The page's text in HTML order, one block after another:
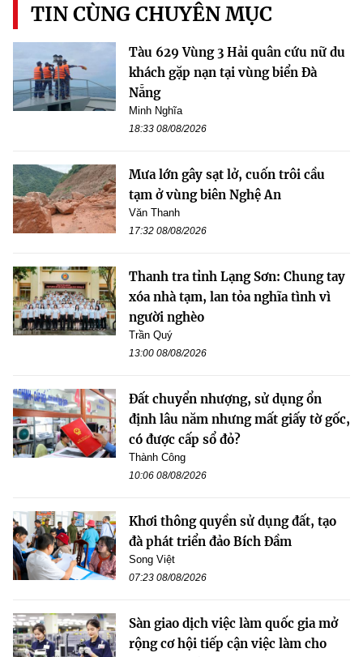
TIN CÙNG CHUYÊN MỤC
Tàu 629 Vùng 3 Hải quân cứu nữ du
khách gặp nạn tại vùng biển Đà
Nẵng
Minh Nghĩa
18:33 08/08/2026
Mưa lớn gây sạt lở, cuốn trôi cầu
tạm ở vùng biên Nghệ An
Văn Thanh
17:32 08/08/2026
Thanh tra tỉnh Lạng Sơn: Chung tay
xóa nhà tạm, lan tỏa nghĩa tình vì
người nghèo
Trần Quý
13:00 08/08/2026
Đất chuyển nhượng, sử dụng ổn
định lâu năm nhưng mất giấy tờ gốc,
có được cấp sổ đỏ?
Thành Công
10:06 08/08/2026
Khơi thông quyền sử dụng đất, tạo
đà phát triển đảo Bích Đầm
Song Việt
07:23 08/08/2026
Sàn giao dịch việc làm quốc gia mở
rộng cơ hội tiếp cận việc làm cho